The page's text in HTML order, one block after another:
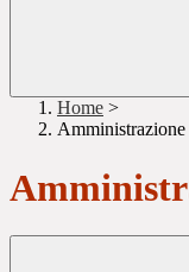
Home >
Amministrazione